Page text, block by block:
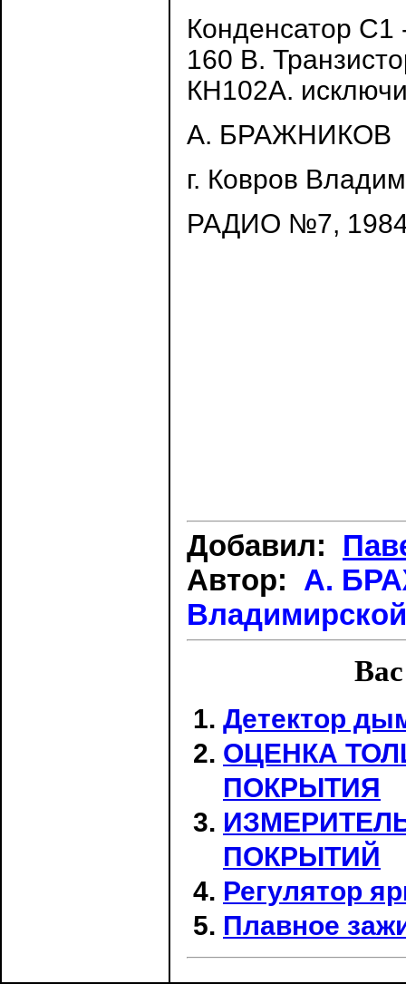
Конденсатор
160 В.
КН102А.
А. БРАЖНИКОВ
г. Ковров
РАДИО №7, 1984
Добавил:
Автор: А.
Детектор
ОЦЕНКА
ПОКРЫТИЯ
ПОКРЫТИЙ
Регулятор
Плавное